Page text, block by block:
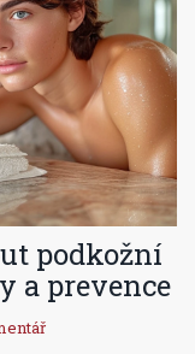
podkožní
a prevence